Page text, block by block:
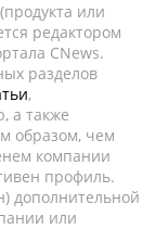
или
редактором
CNews.
разделов
,
а также
образом, чем
компании
профиль.
дополнительной
или